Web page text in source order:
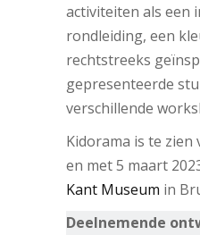
activiteiten als een
rondleiding, een
rechtstreeks
gepresenteerde
verschillende
Kidorama is te
en met 5 maart
Kant Museum in
Deelnemende